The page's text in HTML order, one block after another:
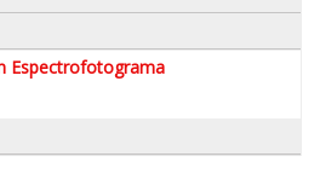
Espectrofotograma